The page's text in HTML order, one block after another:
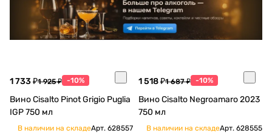
1 733 ₽1 925 ₽ -10%
Вино Cisalto Pinot Grigio Puglia
IGP 750 мл
В наличии на складеАрт. 628557
1 518 ₽1 687 ₽ -10%
Вино Cisalto Negroamaro 2023
750 мл
В наличии на складеАрт. 628555